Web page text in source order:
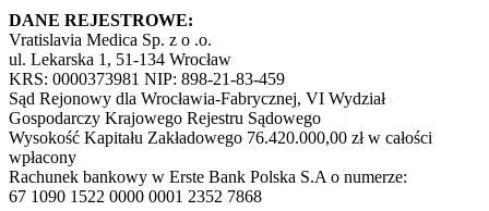
DANE REJESTROWE:
Vratislavia Medica Sp. z o .o.
ul. Lekarska 1, 51-134 Wrocław
KRS: 0000373981 NIP: 898-21-83-459
Sąd Rejonowy dla Wrocławia-Fabrycznej, VI Wydział
Gospodarczy Krajowego Rejestru Sądowego
Wysokość Kapitału Zakładowego 76.420.000,00 zł w całości
wpłacony
Rachunek bankowy w Erste Bank Polska S.A o numerze:
67 1090 1522 0000 0001 2352 7868